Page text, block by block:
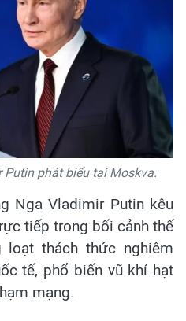
Putin phát biểu tại Moskva.
Nga Vladimir Putin kêu
tiếp trong bối cảnh thế
thách thức nghiêm
tế, phổ biến vũ khí hạt
mạng.